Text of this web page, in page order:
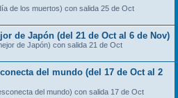
de los muertos) con salida 25 de Oct
de Japón (del 21 de Oct al 6 de Nov)
de Japón) con salida 21 de Oct
del mundo (del 17 de Oct al 2
del mundo) con salida 17 de Oct